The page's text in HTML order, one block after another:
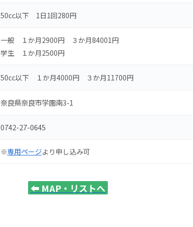
50cc以下 1日1回280円
一般 １か月2900円 ３か月84001円
学生 １か月2500円
50cc以下 １か月4000円 ３か月11700円
奈良県奈良市学園南3-1
0742-27-0645
※専用ページより申し込み可
⬅️ MAP・リストへ